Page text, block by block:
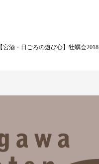
【宮酒・日ごろの遊び心】牡蠣会2018